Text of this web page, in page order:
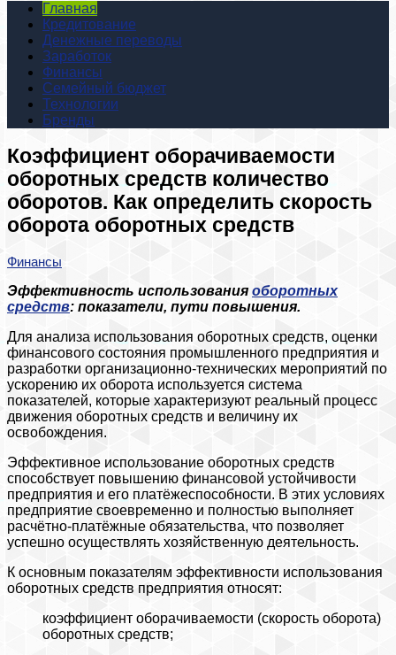
Главная
Кредитование
Денежные переводы
Заработок
Финансы
Семейный бюджет
Технологии
Бренды
Коэффициент оборачиваемости
оборотных средств количество
оборотов. Как определить скорость
оборота оборотных средств
Финансы
Эффективность использования оборотных
средств: показатели, пути повышения.
Для анализа использования оборотных средств, оценки
финансового состояния промышленного предприятия и
разработки организационно-технических мероприятий по
ускорению их оборота используется система
показателей, которые характеризуют реальный процесс
движения оборотных средств и величину их
освобождения.
Эффективное использование оборотных средств
способствует повышению финансовой устойчивости
предприятия и его платёжеспособности. В этих условиях
предприятие своевременно и полностью выполняет
расчётно-платёжные обязательства, что позволяет
успешно осуществлять хозяйственную деятельность.
К основным показателям эффективности использования
оборотных средств предприятия относят:
коэффициент оборачиваемости (скорость оборота)
оборотных средств;